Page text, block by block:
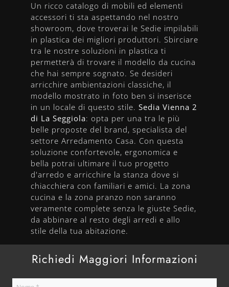
Un ricco catalogo di mobili ed elementi
accessori ti sta aspettando nel nostro
showroom, dove troverai le Sedie impilabili
in plastica dei migliori produttori. Sbirciare
tra le nostre soluzioni in plastica ti
permetterà di trovare il modello da cucina
che hai sempre sognato. Se desideri
arricchire ambientazioni classiche, il
modello mostrato in foto ben si inserisce
in un locale di questo stile. Sedia Vienna 2
di La Seggiola: opta per una tra le più
belle proposte del brand, specialista del
settore Arredamento Casa. Con questa
soluzione confortevole, ergonomica e
bella potrai ultimare il tuo progetto
d'arredo e arricchire la stanza dove si
chiacchiera con familiari e amici. La zona
cucina e la zona pranzo non saranno
veramente complete senza le giuste Sedie,
da abbinare al resto degli arredi e allo
stile della tua abitazione.
Richiedi Maggiori Informazioni